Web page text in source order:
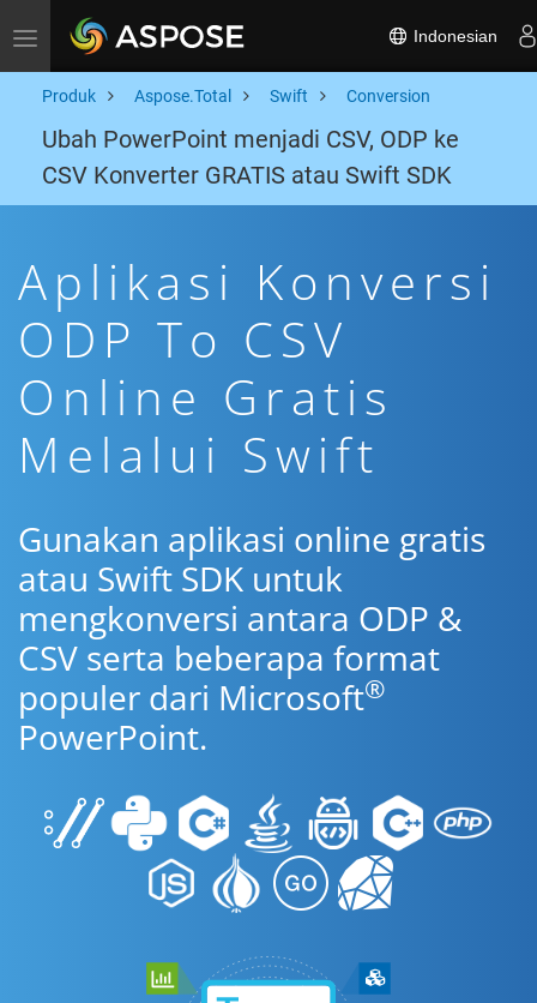
Toggle navigation Indonesian
Produk Aspose.Total Swift Conversion
Ubah PowerPoint menjadi CSV, ODP ke
CSV Konverter GRATIS atau Swift SDK
Aplikasi Konversi
ODP To CSV
Online Gratis
Melalui Swift
Gunakan aplikasi online gratis
atau Swift SDK untuk
mengkonversi antara ODP &
CSV serta beberapa format
populer dari Microsoft®
PowerPoint.